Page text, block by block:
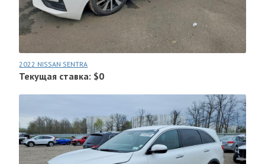
2022 NISSAN SENTRA
Текущая ставка: $0